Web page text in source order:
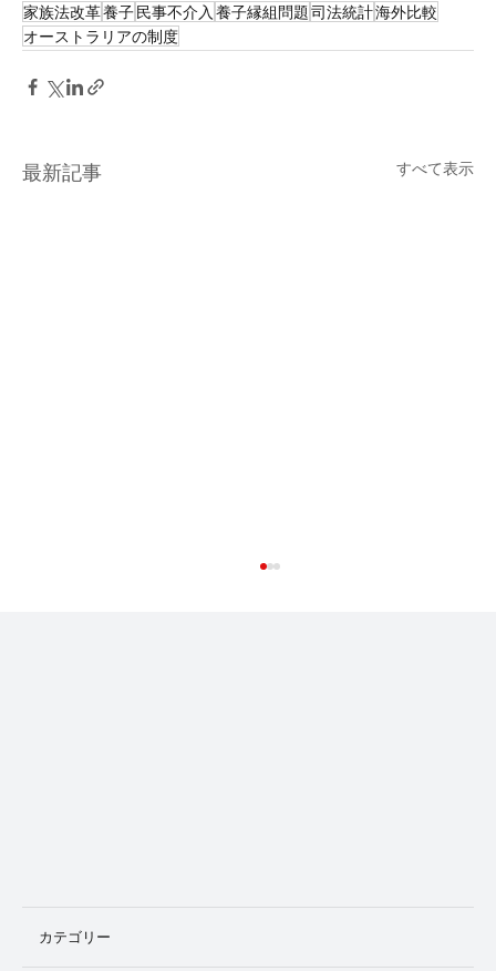
家族法改革養子民事不介入 養子縁組問題司法統計海外比較
オーストラリアの制度
最新記事 すべて表示
カテゴリー